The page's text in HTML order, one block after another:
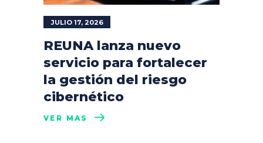
JULIO 17, 2026
REUNA lanza nuevo
servicio para fortalecer
la gestión del riesgo
cibernético
VER MÁS